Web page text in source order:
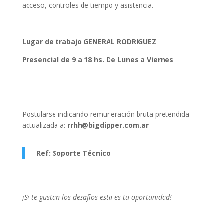
acceso, controles de tiempo y asistencia.
Lugar de trabajo GENERAL RODRIGUEZ
Presencial de 9 a 18 hs. De Lunes a Viernes
Postularse indicando remuneración bruta pretendida
actualizada a: rrhh@bigdipper.com.ar
Ref: Soporte Técnico
¡Si te gustan los desafíos esta es tu oportunidad!